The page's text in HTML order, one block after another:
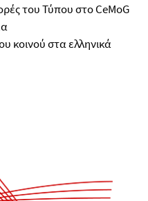
του Τύπου στο CeMoG
κοινού στα ελληνικά